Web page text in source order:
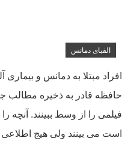
الفبای دمانس
افراد مبتلا به دمانس و بیماری
حافظه قادر به ذخیره مطالب
فیلمی را از وسط ببینند. آنچه
است می بینند ولی هیج اطلاعی